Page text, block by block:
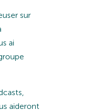
sur
ai
aideront